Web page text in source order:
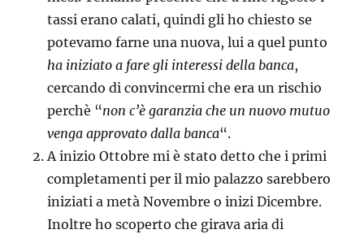
tassi erano calati, quindi gli ho chiesto se
potevamo farne una nuova, lui a quel punto
ha iniziato a fare gli interessi della banca,
cercando di convincermi che era un rischio
perchè “non c’è garanzia che un nuovo mutuo
venga approvato dalla banca“.
A inizio Ottobre mi è stato detto che i primi
completamenti per il mio palazzo sarebbero
iniziati a metà Novembre o inizi Dicembre.
Inoltre ho scoperto che girava aria di